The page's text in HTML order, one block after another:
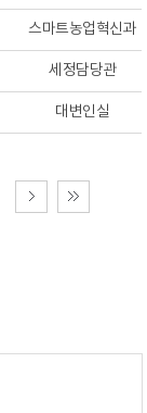
스마트농업혁신과
세정담당관
대변인실